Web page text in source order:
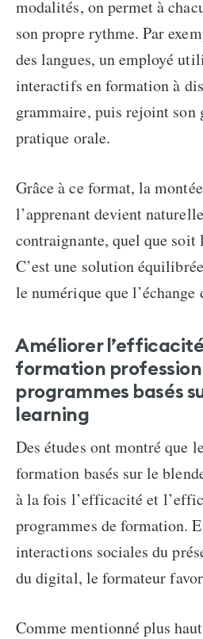
modalités, on permet à
son propre rythme. Par
des langues, un employé
interactifs en formation à
grammaire, puis rejoint son
pratique orale.
Grâce à ce format, la
l’apprenant devient
contraignante, quel que
C’est une solution
le numérique que l’échange
Améliorer
formation
programmes basés
learning
Des études ont montré que
formation basés sur le
à la fois l’efficacité et
programmes de formation.
interactions sociales du
du digital, le formateur
Comme mentionné plus